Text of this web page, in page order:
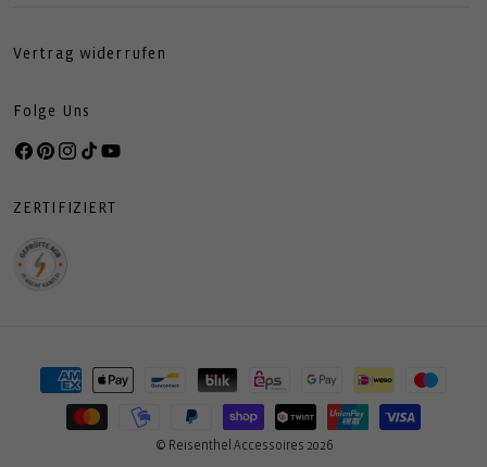
Vertrag widerrufen
Folge Uns
Facebook
Pinterest
Instagram
TikTokYouTube
ZERTIFIZIERT
Zahlungsmethoden
© Reisenthel Accessoires 2026